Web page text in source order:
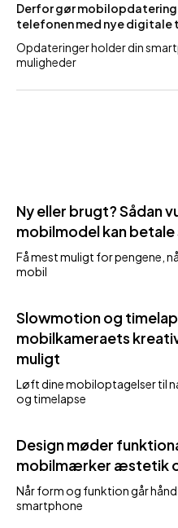
Derfor gør
telefonen med nye digitale
Opdateringer holder din
muligheder
Ny eller brugt? Sådan
mobilmodel kan betale
Få mest muligt for pengene,
mobil
Slowmotion og
mobilkameraets
muligt
Løft dine mobiloptagelser til
og timelapse
Design møder
mobilmærker æstetik
Når form og funktion går hånd
smartphone